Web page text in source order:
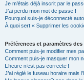
Je m’étais déjà inscrit par le
J’ai perdu mon mot de passe !
Pourquoi suis-je déconnecté
À quoi sert « Supprimer les
Préférences et paramètres
Comment puis-je modifier mes
Comment puis-je masquer mon
L’heure n’est pas correcte !
J’ai réglé le fuseau horaire mais